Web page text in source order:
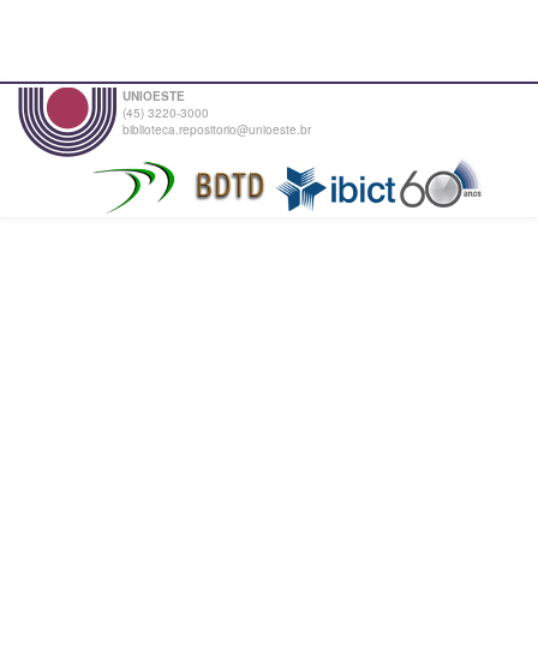
UNIOESTE
(45) 3220-3000
biblioteca.repositorio@unioeste.br